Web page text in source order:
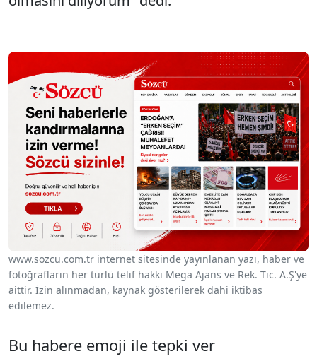
www.sozcu.com.tr internet sitesinde yayınlanan yazı, haber ve
fotoğrafların her türlü telif hakkı Mega Ajans ve Rek. Tic. A.Ş'ye
aittir. İzin alınmadan, kaynak gösterilerek dahi iktibas
edilemez.
Bu habere emoji ile tepki ver